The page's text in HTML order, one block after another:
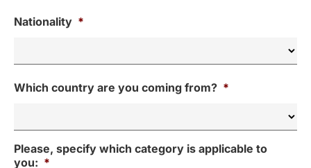
Nationality *
Which country are you coming from? *
Please, specify which category is applicable to
you: *